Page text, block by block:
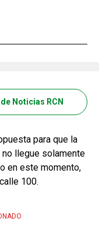
Noticias RCN
para que la
llegue solamente
en este momento,
100.